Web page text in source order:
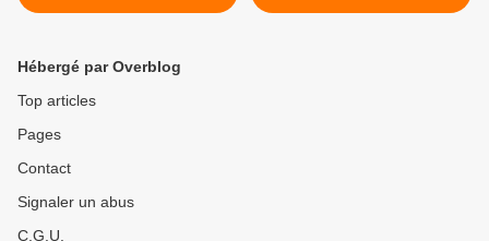
Hébergé par Overblog
Top articles
Pages
Contact
Signaler un abus
C.G.U.